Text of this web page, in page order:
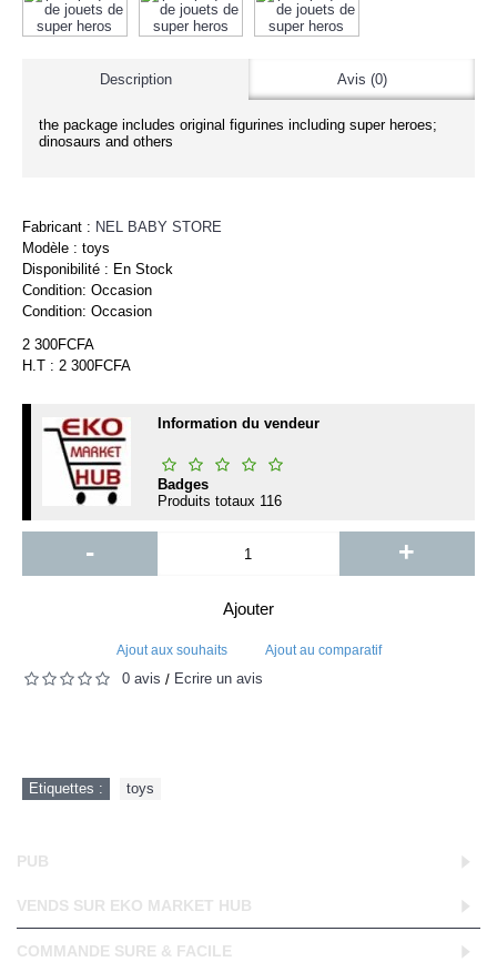
Description Avis (0)
the package includes original figurines including super heroes;
dinosaurs and others
Fabricant : NEL BABY STORE
Modèle : toys
Disponibilité : En Stock
Condition: Occasion
Condition: Occasion
2 300FCFA
H.T : 2 300FCFA
Information du vendeur
Badges
Produits totaux 116
- +
Ajouter
Ajout aux souhaits Ajout au comparatif
0 avis / Écrire un avis
Etiquettes : toys
PUB
VENDS SUR EKO MARKET HUB
COMMANDE SURE & FACILE